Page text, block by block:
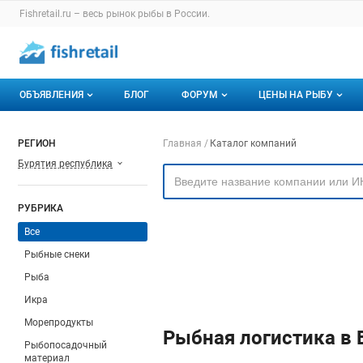
Раздел навигации по сайту fishretail.ru
Fishretail.ru – весь рынок рыбы в России.
Авторизация и меню пользователя
Навигация по разделам сайта fishretail.ru
ОБЪЯВЛЕНИЯ
Горячее предложение
БЛОГ ФОРУМ
Избранные
С моим участием
ЦЕНЫ НА РЫБУ
Актуальные
Динамика цен
РЕГИОН
Бурятия республика
РУБРИКА
Все
Рыбные снеки
Рыба
Икра
Морепродукты
Рыбопосадочный
материал
Навигация по
Главная Каталог компаний
Рыбная логистика в